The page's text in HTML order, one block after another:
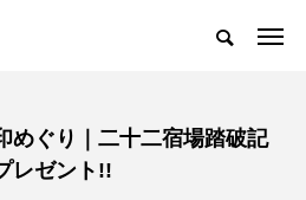
めぐり｜二十二宿場踏破記
レゼント!!